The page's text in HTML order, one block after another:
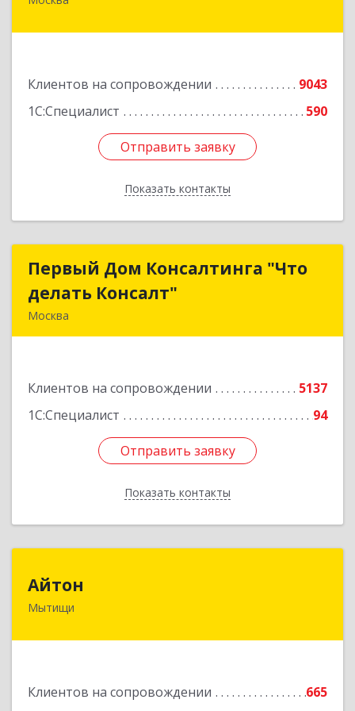
Клиентов на сопровождении
9043
1С:Специалист
590
Отправить заявку
Показать контакты
Отправить заявку
Назад
Первый Дом Консалтинга "Что
делать Консалт"
Москва
Клиентов на сопровождении
5137
1С:Специалист
94
Отправить заявку
Показать контакты
Первый Дом Консалтинга "Что
Отправить заявку
Назад
Айтон
Мытищи
Клиентов на сопровождении
665